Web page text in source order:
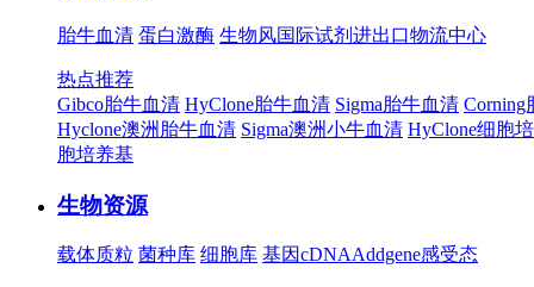
胎牛血清 蛋白激酶 生物风国际试剂进出口物流中心
热点推荐
Gibco胎牛血清 HyClone胎牛血清 Sigma胎牛血清 Corning
Hyclone澳洲胎牛血清 Sigma澳洲小牛血清 HyClone细胞
胞培养基
生物资源
载体质粒 菌种库 细胞库 基因cDNAAddgene感受态